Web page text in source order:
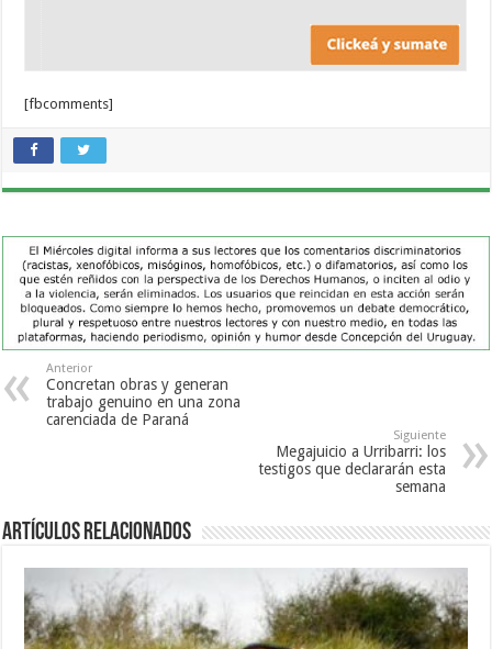
[fbcomments]
Anterior
Concretan obras y generan
trabajo genuino en una zona
carenciada de Paraná
Siguiente
Megajuicio a Urribarri: los
testigos que declararán esta
semana
Artículos Relacionados